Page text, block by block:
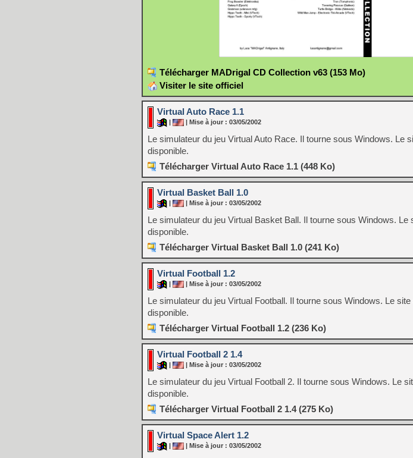
Télécharger MADrigal CD Collection v63 (153 Mo)
Visiter le site officiel
Virtual Auto Race 1.1
| Mise à jour : 03/05/2002
Le simulateur du jeu Virtual Auto Race. Il tourne sous Windows. Le
disponible.
Télécharger Virtual Auto Race 1.1 (448 Ko)
Virtual Basket Ball 1.0
| Mise à jour : 03/05/2002
Le simulateur du jeu Virtual Basket Ball. Il tourne sous Windows.
disponible.
Télécharger Virtual Basket Ball 1.0 (241 Ko)
Virtual Football 1.2
| Mise à jour : 03/05/2002
Le simulateur du jeu Virtual Football. Il tourne sous Windows. Le
disponible.
Télécharger Virtual Football 1.2 (236 Ko)
Virtual Football 2 1.4
| Mise à jour : 03/05/2002
Le simulateur du jeu Virtual Football 2. Il tourne sous Windows. Le
disponible.
Télécharger Virtual Football 2 1.4 (275 Ko)
Virtual Space Alert 1.2
| Mise à jour : 03/05/2002